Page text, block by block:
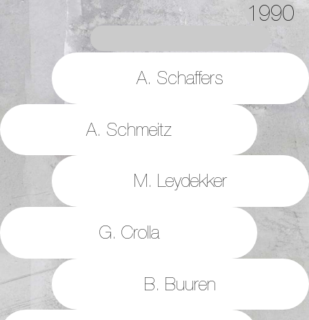
1990
A. Schaffers
A. Schmeitz
M. Leydekker
G. Crolla
B. Buuren